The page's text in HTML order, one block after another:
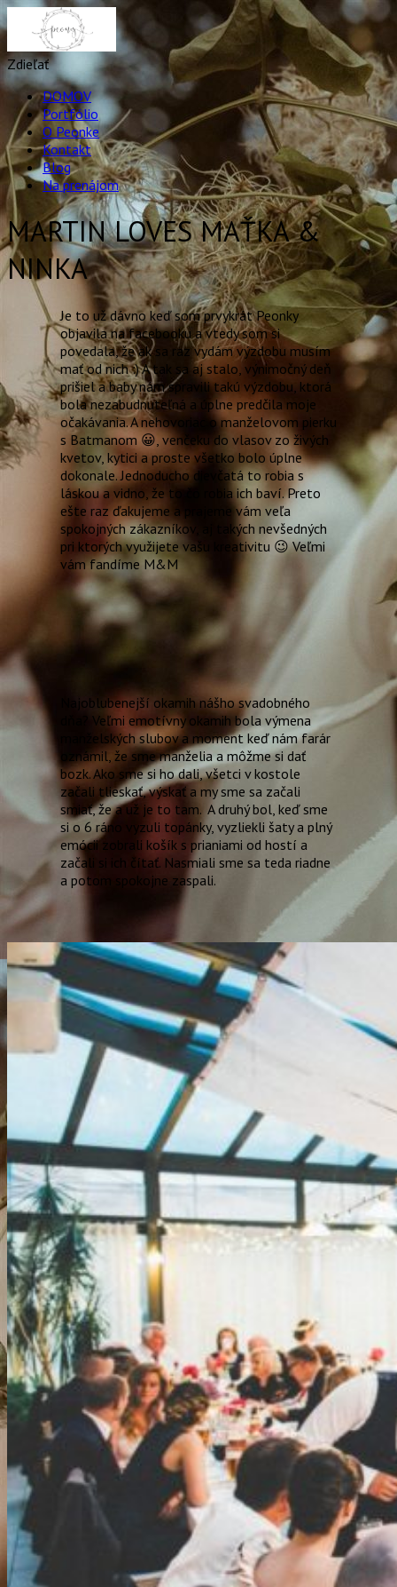
Zdieľať
DOMOV
Portfólio
O Peonke
Kontakt
Blog
Na prenájom
MARTIN LOVES MAŤKA &
NINKA
Je to už dávno keď som prvykrát Peonky
objavila na facebooku a vtedy som si
povedala, že ak sa raz vydám výzdobu musím
mať od nich :)A tak sa aj stalo, výnimočný deň
prišiel a baby nám spravili takú výzdobu, ktorá
bola nezabudnuteľná a úplne predčila moje
očakávania. A nehovoriac o manželovom pierku
s Batmanom 😀 , venčeku do vlasov zo živých
kvetov, kytici a proste všetko bolo úplne
dokonale. Jednoducho dievčatá to robia s
láskou a vidno, že to čo robia ich baví. Preto
ešte raz ďakujeme a prajeme vám veľa
spokojných zákazníkov, aj takých nevšedných
pri ktorých využijete vašu kreativitu 😉Veľmi
vám fandíme M&M
Najoblubenejší okamih nášho svadobného
dňa? Veľmi emotívny okamih bola výmena
manželských slubov a moment keď nám farár
oznámil, že sme manželia a môžme si dať
bozk. Ako sme si ho dali, všetci v kostole
začali tlieskať, výskať a my sme sa začali
smiať, že a už je to tam. A druhý bol, keď sme
si o 6 ráno vyzuli topánky, vyzliekli šaty a plný
emócii zobrali košík s prianiami od hostí a
začali si ich čítať. Nasmiali sme sa teda riadne
a potom spokojne zaspali.